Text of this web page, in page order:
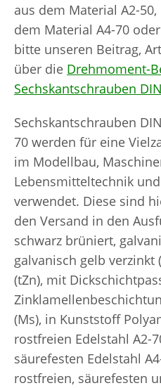
aus dem Material A2-
dem Material A4-70
bitte unseren Beitrag,
über die Drehmoment-
Sechskantschrauben
Sechskantschrauben
70 werden für eine
im Modellbau,
Lebensmitteltechnik
verwendet. Diese sind
den Versand in den
schwarz brüniert,
galvanisch gelb verzinkt
(tZn), mit
(Ms), in Kunststoff
rostfreien Edelstahl A2-
säurefesten Edelstahl
rostfreien, säurefesten